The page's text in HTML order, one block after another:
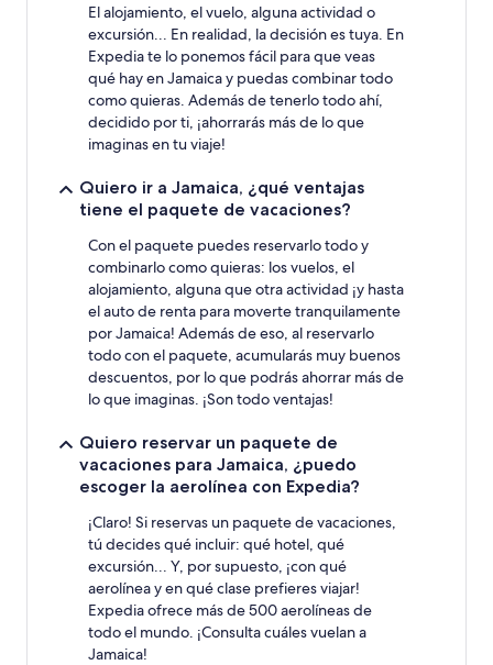
El alojamiento, el vuelo, alguna actividad o
excursión... En realidad, la decisión es tuya. En
Expedia te lo ponemos fácil para que veas
qué hay en Jamaica y puedas combinar todo
como quieras. Además de tenerlo todo ahí,
decidido por ti, ¡ahorrarás más de lo que
imaginas en tu viaje!
Quiero ir a Jamaica, ¿qué ventajas
tiene el paquete de vacaciones?
Con el paquete puedes reservarlo todo y
combinarlo como quieras: los vuelos, el
alojamiento, alguna que otra actividad ¡y hasta
el auto de renta para moverte tranquilamente
por Jamaica! Además de eso, al reservarlo
todo con el paquete, acumularás muy buenos
descuentos, por lo que podrás ahorrar más de
lo que imaginas. ¡Son todo ventajas!
Quiero reservar un paquete de
vacaciones para Jamaica, ¿puedo
escoger la aerolínea con Expedia?
¡Claro! Si reservas un paquete de vacaciones,
tú decides qué incluir: qué hotel, qué
excursión... Y, por supuesto, ¡con qué
aerolínea y en qué clase prefieres viajar!
Expedia ofrece más de 500 aerolíneas de
todo el mundo. ¡Consulta cuáles vuelan a
Jamaica!